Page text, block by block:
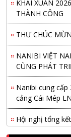
THÀNH CÔNG
THƯ CHÚC
NANIBI VIỆT
CÙNG PHÁT
Nanibi cung
cảng Cái Mép
Hội nghị tổng
năm 2026 do